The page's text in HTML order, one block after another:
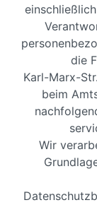
die
Karl-Marx-
beim
Wir